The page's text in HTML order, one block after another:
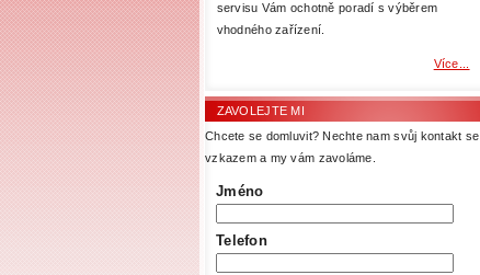
servisu Vám ochotně poradí s výběrem
vhodného zařízení.
Více...
ZAVOLEJTE MI
Chcete se domluvit? Nechte nam svůj kontakt se
vzkazem a my vám zavoláme.
Jméno
Telefon